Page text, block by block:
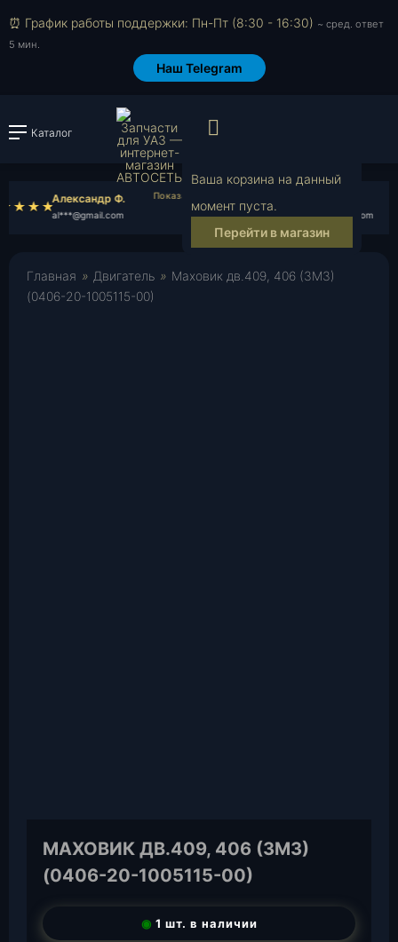
⏰ График работы поддержки: Пн-Пт (8:30 - 16:30) ~ сред. ответ
5 мин.
Наш Telegram
Каталог Войти или
Ваша корзина на данный
момент пуста.
Перейти в магазин
Александр Ф.
al***@gmail.com il***@yahoo.com
Главная » Двигатель » Маховик дв.409, 406 (ЗМЗ)
(0406-20-1005115-00)
МАХОВИК ДВ.409, 406 (ЗМЗ)
(0406-20-1005115-00)
◉ 1 шт. в наличии